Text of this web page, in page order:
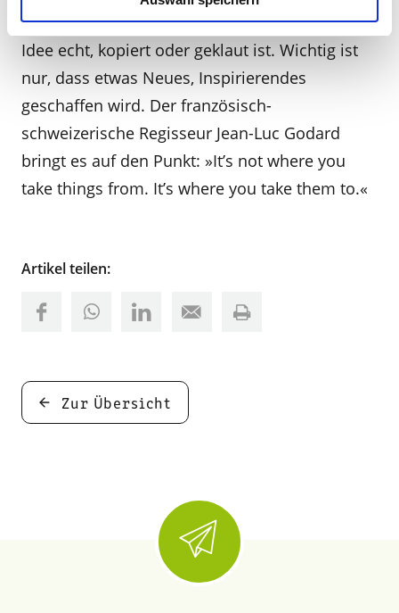
dann ist auch die Diskussion obsolet, ob eine
Idee echt, kopiert oder geklaut ist. Wichtig ist
nur, dass etwas Neues, Inspirierendes
geschaffen wird. Der französisch-
schweizerische Regisseur Jean-Luc Godard
bringt es auf den Punkt: »It’s not where you
take things from. It’s where you take them to.«
Artikel teilen:
Zur Übersicht